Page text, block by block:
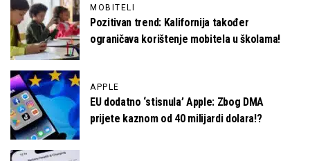
MOBITELI
Pozitivan trend: Kalifornija također
ograničava korištenje mobitela u školama!
APPLE
EU dodatno ‘stisnula’ Apple: Zbog DMA
prijete kaznom od 40 milijardi dolara!?